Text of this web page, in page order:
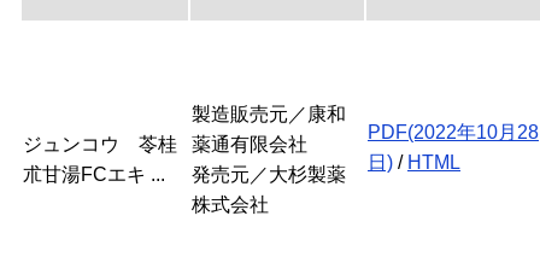
ジュンコウ 苓桂
朮甘湯FCエキ ...
製造販売元／康和
薬通有限会社
発売元／大杉製薬
株式会社
PDF(2022年10月28
日) / HTML